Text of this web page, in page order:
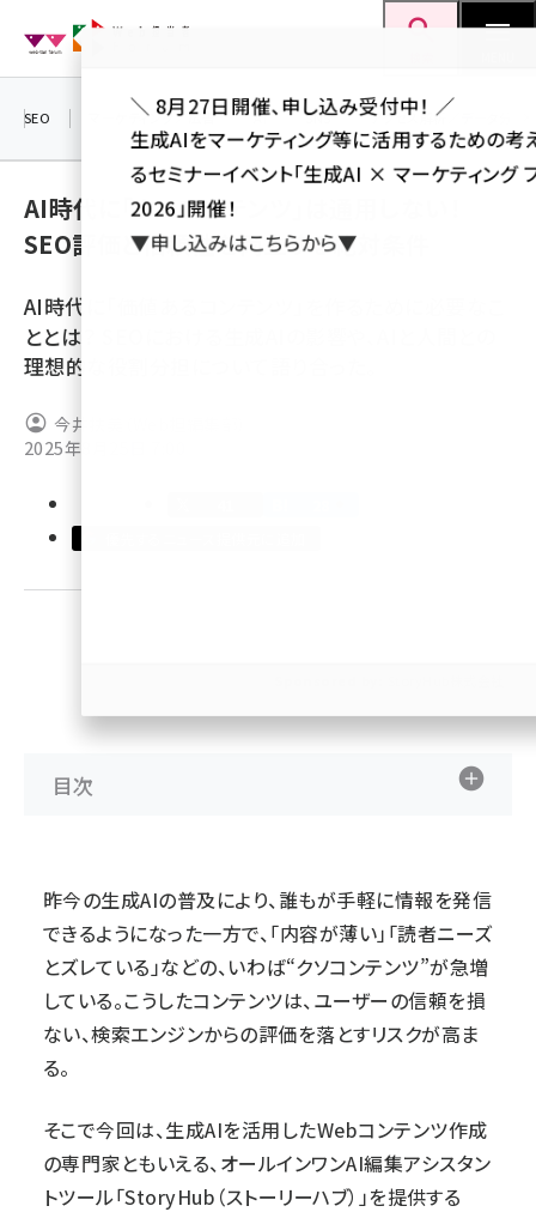
ン
SEO マーケティング／広告 AI SNS アクセス解析／データ分析
AI時代に「クソコンテンツ」は通用しない！
SEO評価と信頼性を両立する絶対条件
AI時代に「価値あるコンテンツ」を作るために必要なこ
ととは？ SEOにおける生成AIの影響や、AIと人間との
理想的な役割分担について語り合った。
今井扶美（Web担編集部）
2025年8月25日 7:00
目次
昨今の生成AIの普及により、誰もが手軽に情報を発信
できるようになった一方で、「内容が薄い」「読者ニーズ
とズレている」などの、いわば“クソコンテンツ”が急増
している。こうしたコンテンツは、ユーザーの信頼を損
ない、検索エンジンからの評価を落とすリスクが高ま
る。
そこで今回は、生成AIを活用したWebコンテンツ作成
の専門家ともいえる、オールインワンAI編集アシスタン
トツール「StoryHub（ストーリーハブ） 」を提供する
＼ 8月27日開催、申し込み受付中！ ／
生成AIをマーケティング等に活用するための考
るセミナーイベント「生成AI × マーケティング
2026」開催！
▼申し込みはこちらから▼